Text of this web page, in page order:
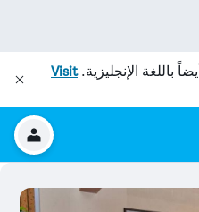
باللغة الإنجليزية.Visit